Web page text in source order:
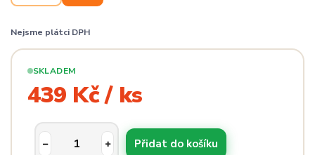
Nejsme plátci DPH
SKLADEM
439 Kč / ks
Přidat do košíku